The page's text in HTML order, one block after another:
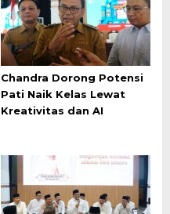
Chandra Dorong Potensi
Pati Naik Kelas Lewat
Kreativitas dan AI